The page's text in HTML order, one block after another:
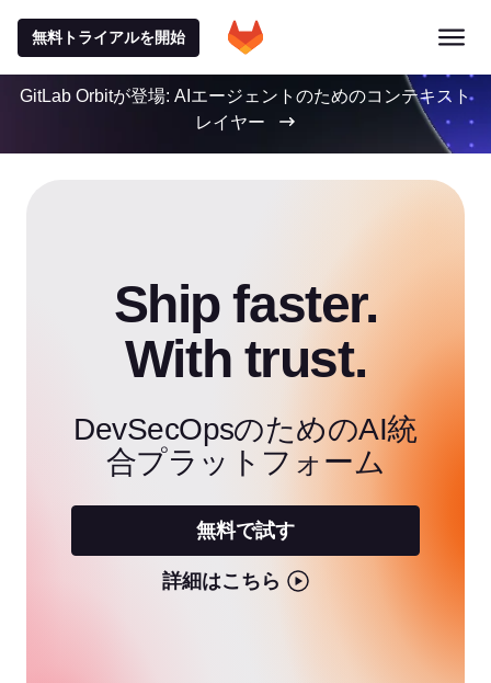
無料トライアルを開始
GitLab Orbitが登場: AIエージェントのためのコンテキスト
レイヤー
Ship faster.
With trust.
DevSecOpsのためのAI統
合プラットフォーム
無料で試す
詳細はこちら